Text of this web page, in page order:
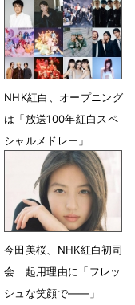
か「広島パワーでがんば
りましょう！」
12月31日 19時31分
NHK紅白、オープニング
は「放送100年紅白スペ
シャルメドレー」
12月24日 11時54分
今田美桜、NHK紅白初司
会 起用理由に「フレッ
シュな笑顔で――」